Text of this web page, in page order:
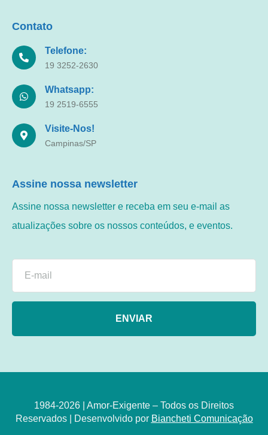
Contato
Telefone:
19 3252-2630
Whatsapp:
19 2519-6555
Visite-Nos!
Campinas/SP
Assine nossa newsletter
Assine nossa newsletter e receba em seu e-mail as
atualizações sobre os nossos conteúdos, e eventos.
ENVIAR
1984-2026 | Amor-Exigente – Todos os Direitos
Reservados | Desenvolvido por Biancheti Comunicação